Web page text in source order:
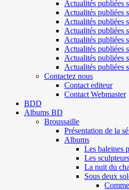
Actualités publiées
Actualités publiées
Actualités publiées
Actualités publiées
Actualités publiées
Actualités publiées
Actualités publiées
Actualités publiées
Contactez nous
Contact editeur
Contact Webmaster
BDD
Albums BD
Broussaille
Présentation de la
Albums
Les baleines
Les
La nuit du
Sous deux